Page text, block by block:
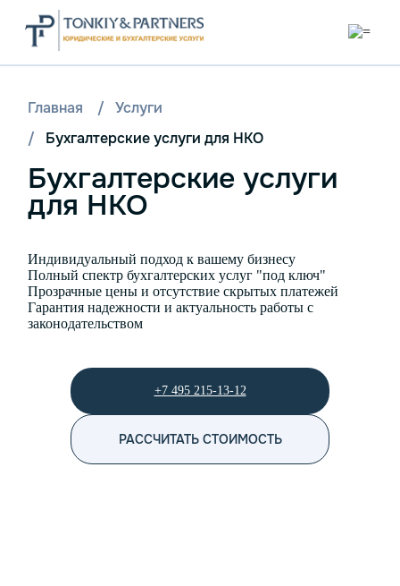
Главная /
Услуги
/
Бухгалтерские услуги для НКО
Бухгалтерские услуги
для НКО
Индивидуальный подход к вашему бизнесу
Полный спектр бухгалтерских услуг "под ключ"
Прозрачные цены и отсутствие скрытых платежей
Гарантия надежности и актуальность работы с
законодательством
+7 495 215-13-12
РАССЧИТАТЬ СТОИМОСТЬ